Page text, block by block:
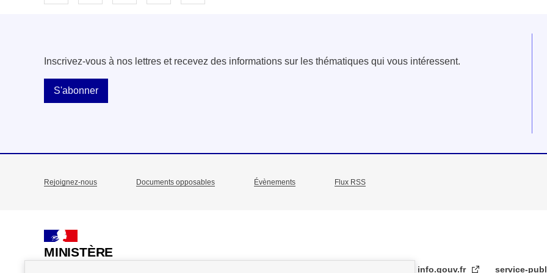
Inscrivez-vous à nos lettres et recevez des informations sur les thématiques qui vous intéressent.
S'abonner
de
Rejoignez-nous Documents opposables Évènements Flux RSS
MINISTÈRE
DE L'ACTION
info.gouv.fr service-